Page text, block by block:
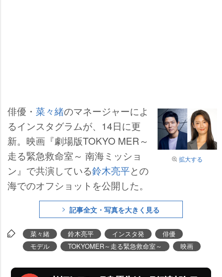
拡大する
俳優・ 菜々緒のマネージャーによ
るインスタグラムが、14日に更
新。映画『劇場版TOKYO MER～
走る緊急救命室～ 南海ミッショ
ン』で共演している鈴木亮平との
海でのオフショットを公開した。
記事全文・写真を大きく見る
菜々緒 鈴木亮平 インスタ発
俳優
モデル
TOKYOMER～走る緊急救命室～ 映画